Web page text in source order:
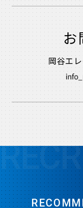
お
岡谷エ